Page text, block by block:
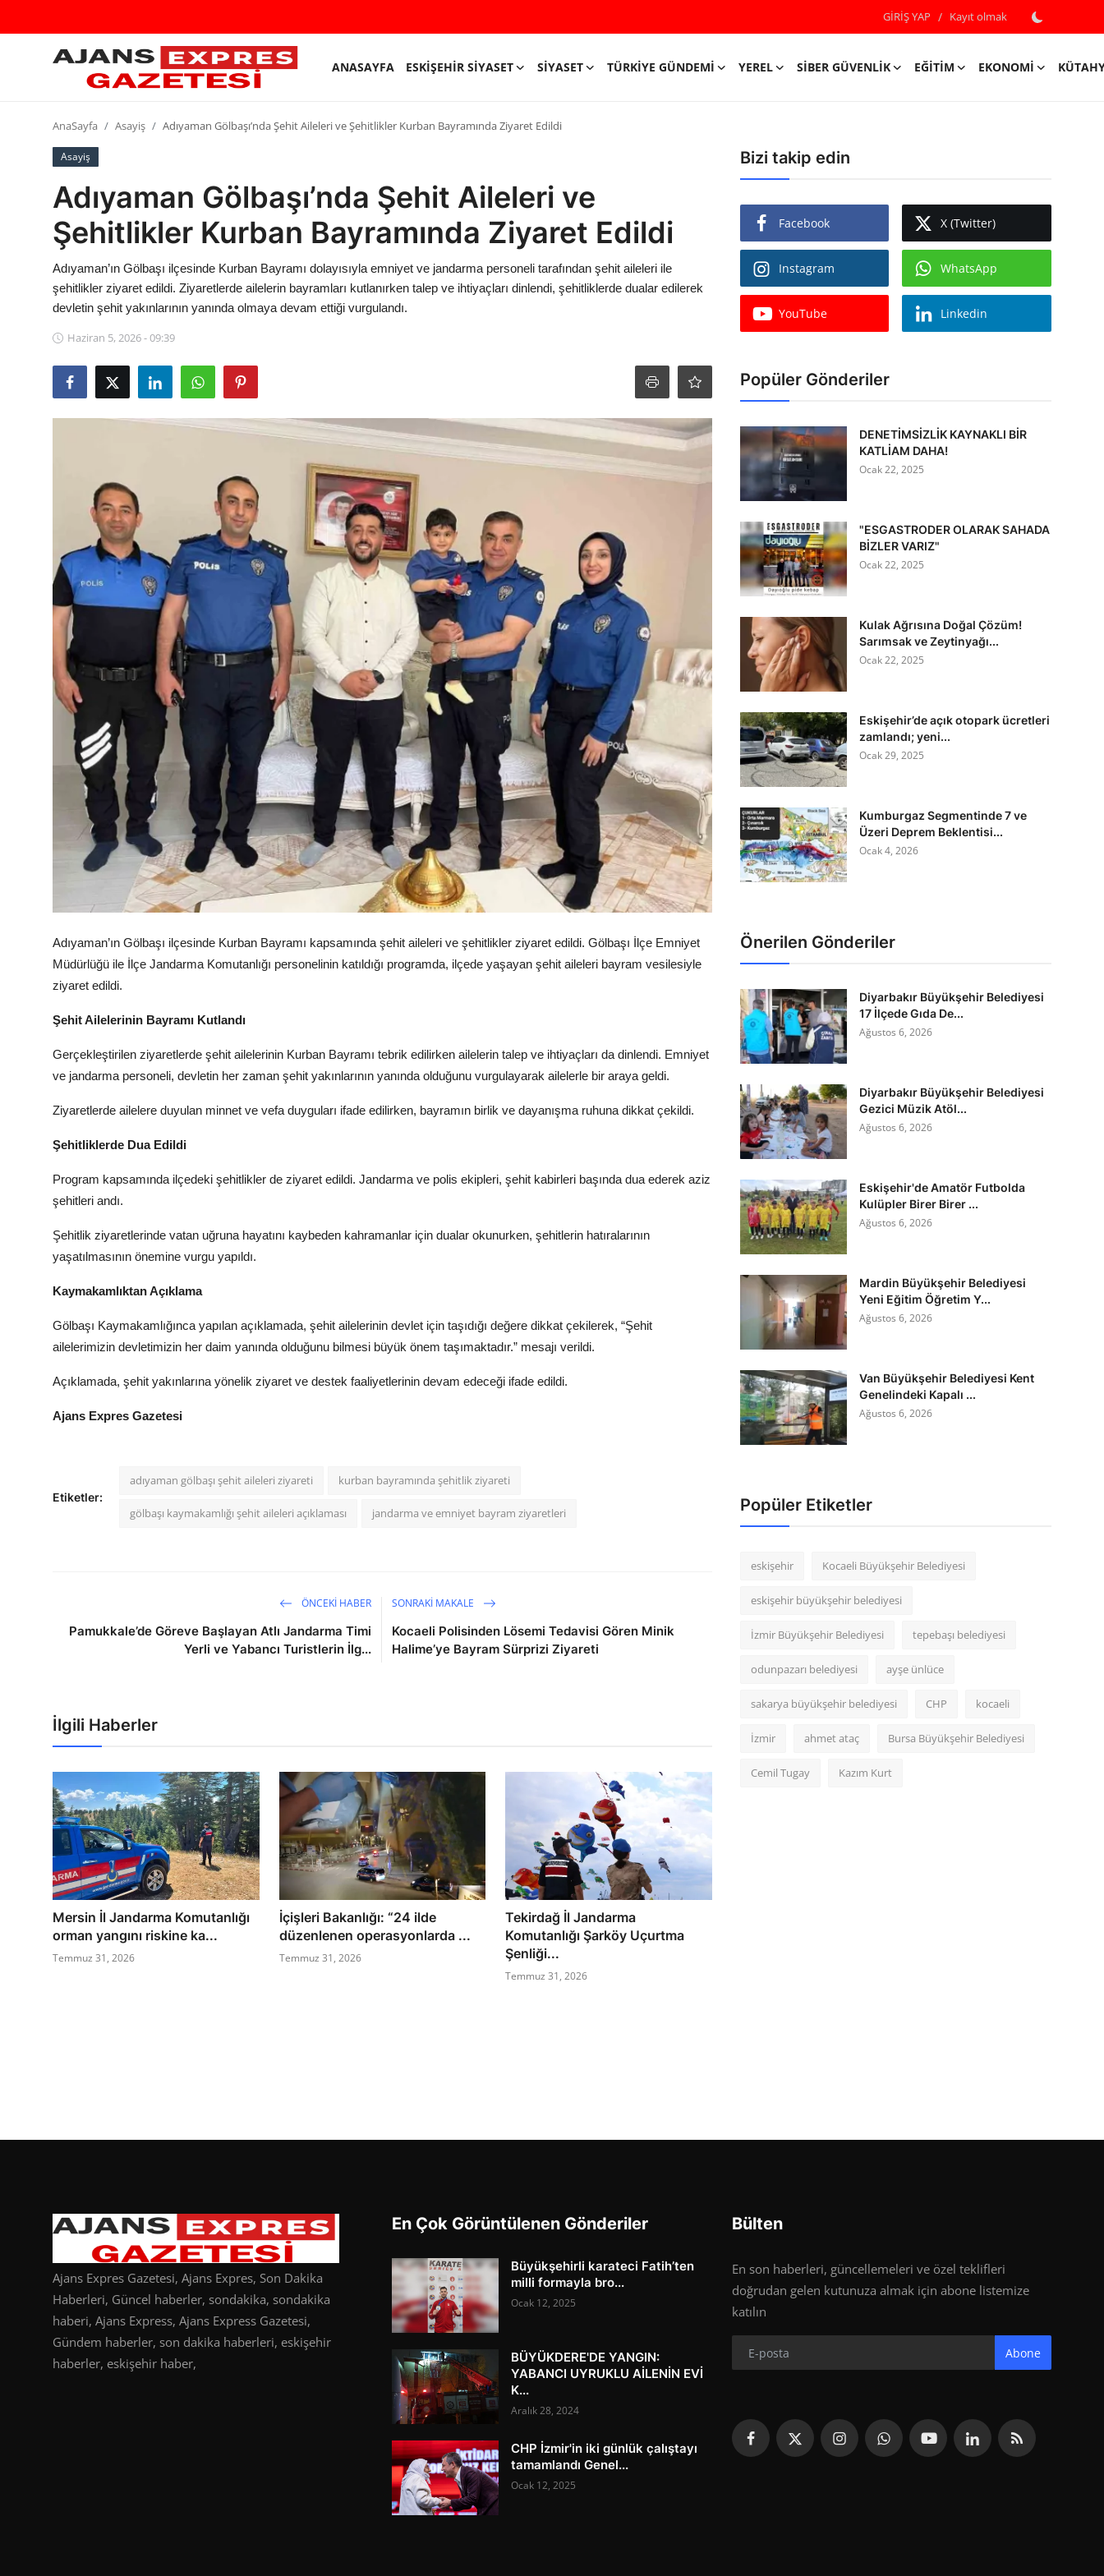
GİRİŞ YAP / Kayıt olmak
ANASAYFA ESKIŞEHIR SIYASET SIYASET TÜRKIYE GÜNDEMI YEREL SIBER GÜVENLIK EĞITIM EKONOMI
GİRİŞ
Kayıt
AnaSayfa
Eskişehir Siyaset
Siyaset
Türkiye Gündemi
Siber Güvenlik
TBMM Haberleri
Belediye
SON DAKİKA
Köşe Yazısı
E-GAZETE
AnaSayfa Asayiş Adıyaman Gölbaşı’nda Şehit Aileleri ve Şehitlikler Kurban Bayramında Ziyaret Edildi
Asayiş
Adıyaman Gölbaşı’nda Şehit Aileleri ve
Şehitlikler Kurban Bayramında Ziyaret Edildi
Adıyaman’ın Gölbaşı ilçesinde Kurban Bayramı dolayısıyla emniyet ve jandarma personeli tarafından şehit aileleri ile
şehitlikler ziyaret edildi. Ziyaretlerde ailelerin bayramları kutlanırken talep ve ihtiyaçları dinlendi, şehitliklerde dualar edilerek
devletin şehit yakınlarının yanında olmaya devam ettiği vurgulandı.
Haziran 5, 2026 - 09:39
Adıyaman’ın Gölbaşı ilçesinde Kurban Bayramı kapsamında şehit aileleri ve şehitlikler ziyaret edildi. Gölbaşı İlçe Emniyet
Müdürlüğü ile İlçe Jandarma Komutanlığı personelinin katıldığı programda, ilçede yaşayan şehit aileleri bayram vesilesiyle
ziyaret edildi.
Şehit Ailelerinin Bayramı Kutlandı
Gerçekleştirilen ziyaretlerde şehit ailelerinin Kurban Bayramı tebrik edilirken ailelerin talep ve ihtiyaçları da dinlendi. Emniyet
ve jandarma personeli, devletin her zaman şehit yakınlarının yanında olduğunu vurgulayarak ailelerle bir araya geldi.
Ziyaretlerde ailelere duyulan minnet ve vefa duyguları ifade edilirken, bayramın birlik ve dayanışma ruhuna dikkat çekildi.
Şehitliklerde Dua Edildi
Program kapsamında ilçedeki şehitlikler de ziyaret edildi. Jandarma ve polis ekipleri, şehit kabirleri başında dua ederek aziz
şehitleri andı.
Şehitlik ziyaretlerinde vatan uğruna hayatını kaybeden kahramanlar için dualar okunurken, şehitlerin hatıralarının
yaşatılmasının önemine vurgu yapıldı.
Kaymakamlıktan Açıklama
Gölbaşı Kaymakamlığınca yapılan açıklamada, şehit ailelerinin devlet için taşıdığı değere dikkat çekilerek, “Şehit
ailelerimizin devletimizin her daim yanında olduğunu bilmesi büyük önem taşımaktadır.” mesajı verildi.
Açıklamada, şehit yakınlarına yönelik ziyaret ve destek faaliyetlerinin devam edeceği ifade edildi.
Ajans Expres Gazetesi
Etiketler:
adıyaman gölbaşı şehit aileleri ziyareti kurban bayramında şehitlik ziyareti
gölbaşı kaymakamlığı şehit aileleri açıklaması jandarma ve emniyet bayram ziyaretleri
ÖNCEKI HABER
Pamukkale’de Göreve Başlayan Atlı Jandarma Timi
Yerli ve Yabancı Turistlerin İlg...
SONRAKI MAKALE
Kocaeli Polisinden Lösemi Tedavisi Gören Minik
Halime’ye Bayram Sürprizi Ziyareti
İlgili Haberler
Mersin İl Jandarma Komutanlığı
orman yangını riskine ka...
Temmuz 31, 2026
İçişleri Bakanlığı: “24 ilde
düzenlenen operasyonlarda ...
Temmuz 31, 2026
Tekirdağ İl Jandarma
Komutanlığı Şarköy Uçurtma
Şenliği...
Temmuz 31, 2026
Bizi takip edin
Facebook X (Twitter)
Instagram WhatsApp
YouTube Linkedin
Popüler Gönderiler
DENETİMSİZLİK KAYNAKLI BİR
KATLİAM DAHA!
Ocak 22, 2025
"ESGASTRODER OLARAK SAHADA
BİZLER VARIZ"
Ocak 22, 2025
Kulak Ağrısına Doğal Çözüm!
Sarımsak ve Zeytinyağı...
Ocak 22, 2025
Eskişehir’de açık otopark ücretleri
zamlandı; yeni...
Ocak 29, 2025
Kumburgaz Segmentinde 7 ve
Üzeri Deprem Beklentisi...
Ocak 4, 2026
Önerilen Gönderiler
Diyarbakır Büyükşehir Belediyesi
17 İlçede Gıda De...
Ağustos 6, 2026
Diyarbakır Büyükşehir Belediyesi
Gezici Müzik Atöl...
Ağustos 6, 2026
Eskişehir'de Amatör Futbolda
Kulüpler Birer Birer ...
Ağustos 6, 2026
Mardin Büyükşehir Belediyesi
Yeni Eğitim Öğretim Y...
Ağustos 6, 2026
Van Büyükşehir Belediyesi Kent
Genelindeki Kapalı ...
Ağustos 6, 2026
Popüler Etiketler
eskişehir Kocaeli Büyükşehir Belediyesi
eskişehir büyükşehir belediyesi
İzmir Büyükşehir Belediyesi tepebaşı belediyesi
odunpazarı belediyesi ayşe ünlüce
sakarya büyükşehir belediyesi CHP kocaeli
İzmir ahmet ataç Bursa Büyükşehir Belediyesi
Cemil Tugay Kazım Kurt
Ajans Expres Gazetesi, Ajans Expres, Son Dakika
Haberleri, Güncel haberler, sondakika, sondakika
haberi, Ajans Express, Ajans Express Gazetesi,
Gündem haberler, son dakika haberleri, eskişehir
haberler, eskişehir haber,
En Çok Görüntülenen Gönderiler
Büyükşehirli karateci Fatih’ten
milli formayla bro...
Ocak 12, 2025
BÜYÜKDERE'DE YANGIN:
YABANCI UYRUKLU AİLENİN EVİ
K...
Aralık 28, 2024
CHP İzmir'in iki günlük çalıştayı
tamamlandı Genel...
Ocak 12, 2025
Bülten
En son haberleri, güncellemeleri ve özel teklifleri
doğrudan gelen kutunuza almak için abone listemize
katılın
Abone